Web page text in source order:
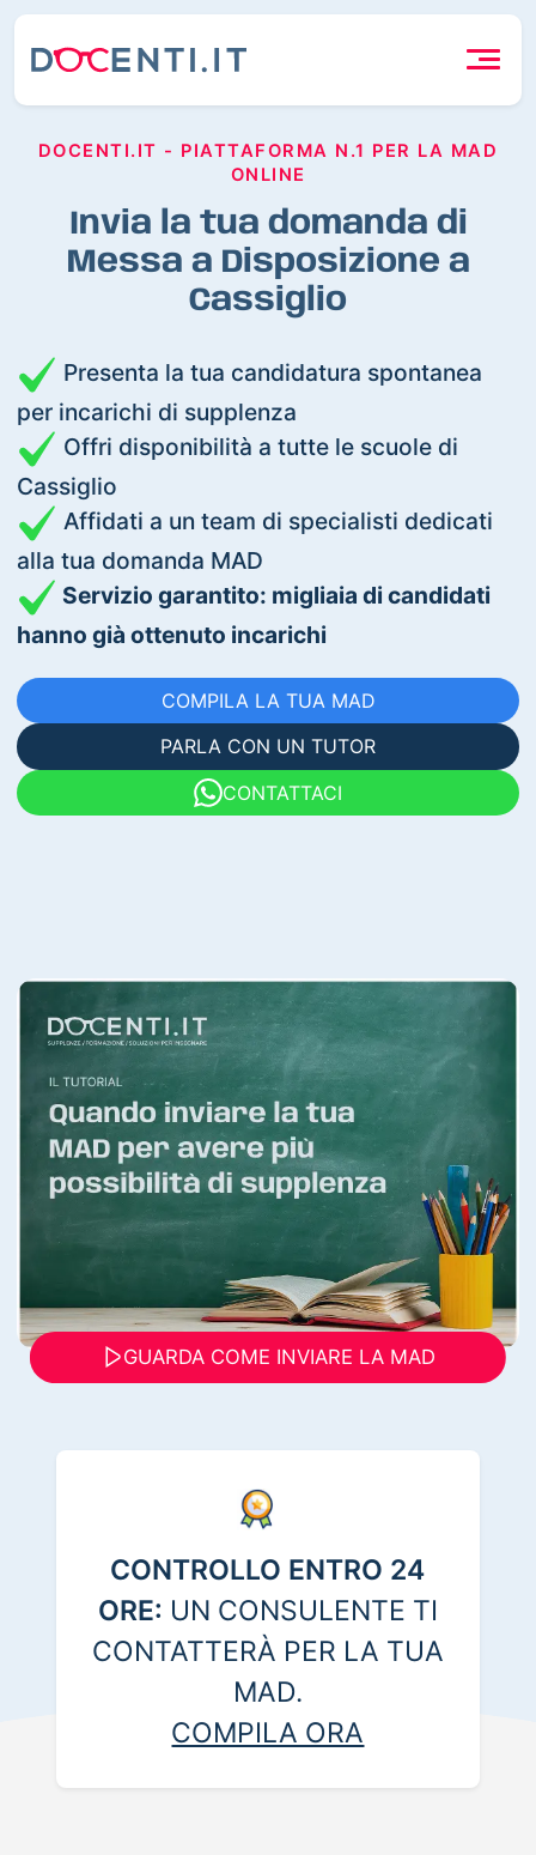
DOCENTI.IT - PIATTAFORMA N.1 PER LA MAD
ONLINE
Invia la tua domanda di
Messa a Disposizione a
Cassiglio
Presenta la tua candidatura spontanea
per incarichi di supplenza
Offri disponibilità a tutte le scuole di
Cassiglio
Affidati a un team di specialisti dedicati
alla tua domanda MAD
Servizio garantito: migliaia di candidati
hanno già ottenuto incarichi
COMPILA LA TUA MAD
PARLA CON UN TUTOR
CONTATTACI
GUARDA COME INVIARE LA MAD
CONTROLLO ENTRO 24
ORE: UN CONSULENTE TI
CONTATTERÀ PER LA TUA
MAD.
COMPILA ORA